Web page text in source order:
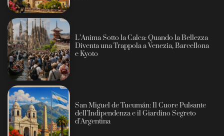
L’Anima Sotto la Calca: Quando la Bellezza
Diventa una Trappola a Venezia, Barcellona
e Kyoto
San Miguel de Tucumán: Il Cuore Pulsante
dell’Indipendenza e il Giardino Segreto
d’Argentina